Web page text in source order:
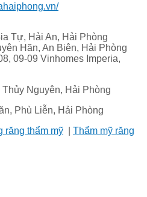
/
Tự, Hải An, Hải Phòng
Hãn, An Biên, Hải Phòng
09-09 Vinhomes Imperia,
Nguyên, Hải Phòng
Phù Liễn, Hải Phòng
răng thẩm mỹ
Thẩm mỹ răng